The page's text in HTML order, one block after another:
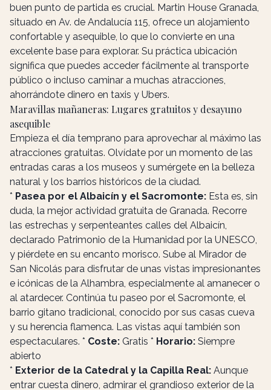
buen punto de partida es crucial. Martin House Granada,
situado en Av. de Andalucía 115, ofrece un alojamiento
confortable y asequible, lo que lo convierte en una
excelente base para explorar. Su práctica ubicación
significa que puedes acceder fácilmente al transporte
público o incluso caminar a muchas atracciones,
ahorrándote dinero en taxis y Ubers.
Maravillas mañaneras: Lugares gratuitos y desayuno
asequible
Empieza el día temprano para aprovechar al máximo las
atracciones gratuitas. Olvídate por un momento de las
entradas caras a los museos y sumérgete en la belleza
natural y los barrios históricos de la ciudad.
* Pasea por el Albaicín y el Sacromonte: Esta es, sin
duda, la mejor actividad gratuita de Granada. Recorre
las estrechas y serpenteantes calles del Albaicín,
declarado Patrimonio de la Humanidad por la UNESCO,
y piérdete en su encanto morisco. Sube al Mirador de
San Nicolás para disfrutar de unas vistas impresionantes
e icónicas de la Alhambra, especialmente al amanecer o
al atardecer. Continúa tu paseo por el Sacromonte, el
barrio gitano tradicional, conocido por sus casas cueva
y su herencia flamenca. Las vistas aquí también son
espectaculares. * Coste: Gratis * Horario: Siempre
abierto
* Exterior de la Catedral y la Capilla Real: Aunque
entrar cuesta dinero, admirar el grandioso exterior de la